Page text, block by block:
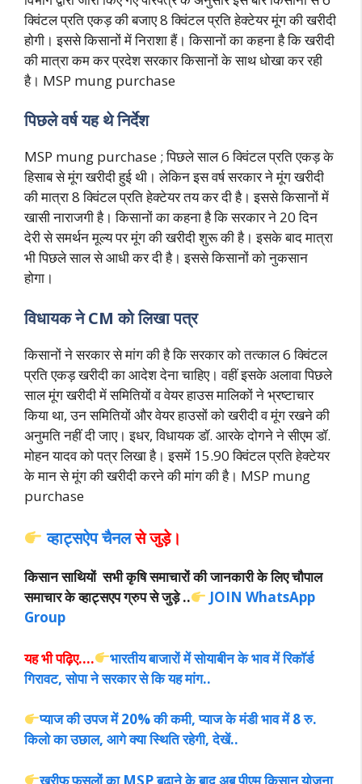
क्विंटल प्रति एकड़ की बजाए 8 क्विंटल प्रति हेक्टेयर मूंग की खरीदी
होगी। इससे किसानों में निराशा हैं। किसानों का कहना है कि खरीदी
की मात्रा कम कर प्रदेश सरकार किसानों के साथ धोखा कर रही
है। MSP mung purchase
पिछले वर्ष यह थे निर्देश
MSP mung purchase ; पिछले साल 6 क्विंटल प्रति एकड़ के
हिसाब से मूंग खरीदी हुई थी। लेकिन इस वर्ष सरकार ने मूंग खरीदी
की मात्रा 8 क्विंटल प्रति हेक्टेयर तय कर दी है। इससे किसानों में
खासी नाराजगी है। किसानों का कहना है कि सरकार ने 20 दिन
देरी से समर्थन मूल्य पर मूंग की खरीदी शुरू की है। इसके बाद मात्रा
भी पिछले साल से आधी कर दी है। इससे किसानों को नुकसान
होगा।
विधायक ने CM को लिखा पत्र
किसानों ने सरकार से मांग की है कि सरकार को तत्काल 6 क्विंटल
प्रति एकड़ खरीदी का आदेश देना चाहिए। वहीं इसके अलावा पिछले
साल मूंग खरीदी में समितियों व वेयर हाउस मालिकों ने भ्रष्टाचार
किया था, उन समितियों और वेयर हाउसों को खरीदी व मूंग रखने की
अनुमति नहीं दी जाए। इधर, विधायक डॉ. आरके दोगने ने सीएम डॉ.
मोहन यादव को पत्र लिखा है। इसमें 15.90 क्विंटल प्रति हेक्टेयर
के मान से मूंग की खरीदी करने कीमांग की है। MSP mung
purchase
व्हाट्सऐप चैनलसे जुड़े।
किसान साथियों सभी कृषि समाचारों की जानकारी के लिए चौपाल
समाचार के व्हाट्सएप ग्रुप से जुड़े ..
JOIN WhatsApp
Group
यह भी पढ़िए….
भारतीय बाजारों में सोयाबीन के भाव में रिकॉर्ड
गिरावट, सोपा ने सरकार से कि यह मांग..
प्याज की उपज में 20% की कमी, प्याज के मंडी भाव में 8 रु.
किलो का उछाल, आगे क्या स्थिति रहेगी, देखें..
खरीफ फसलों का MSP बढ़ाने के बाद अब पीएम किसान योजना